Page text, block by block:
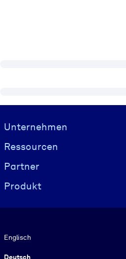
Visually hidden Text
Unternehmen
Ressourcen
Partner
Produkt
Englisch
Deutsch